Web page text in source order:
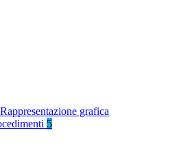
Rappresentazione grafica
5